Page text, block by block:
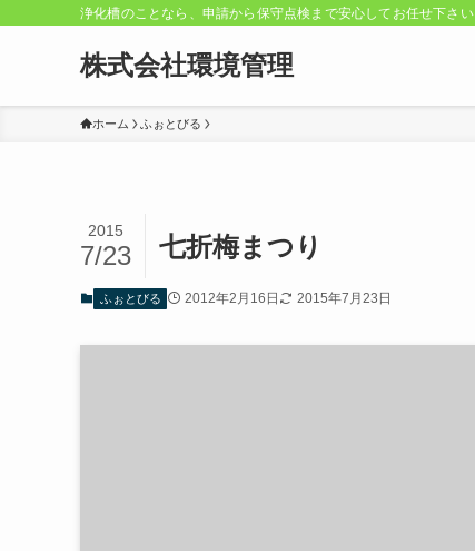
浄化槽のことなら、申請から保守点検まで安心してお任せ下さ
株式会社環境管理
ホーム ふぉとびる
七折梅まつり
2015
7/23
ふぉとびる 2012年2月16日 2015年7月23日